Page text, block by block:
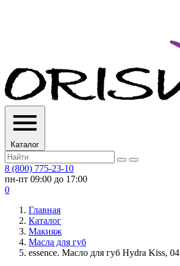
Каталог
8 (800) 775-23-10
пн-пт 09:00 до 17:00
0
Главная
Каталог
Макияж
Масла для губ
essence. Масло для губ Hydra Kiss,